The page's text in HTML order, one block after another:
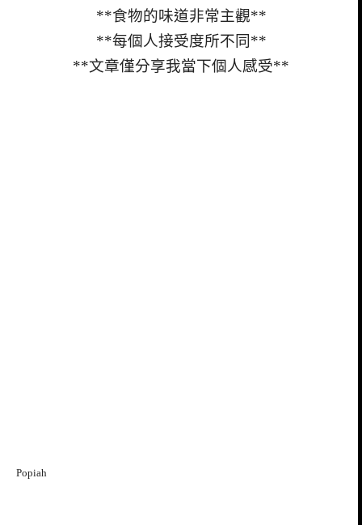
**食物的味道非常主觀**
**每個人接受度所不同**
**文章僅分享我當下個人感受**
Popiah